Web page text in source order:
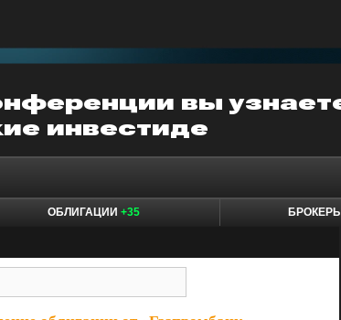
ОБЛИГАЦИИ +35 БРОКЕРЫ